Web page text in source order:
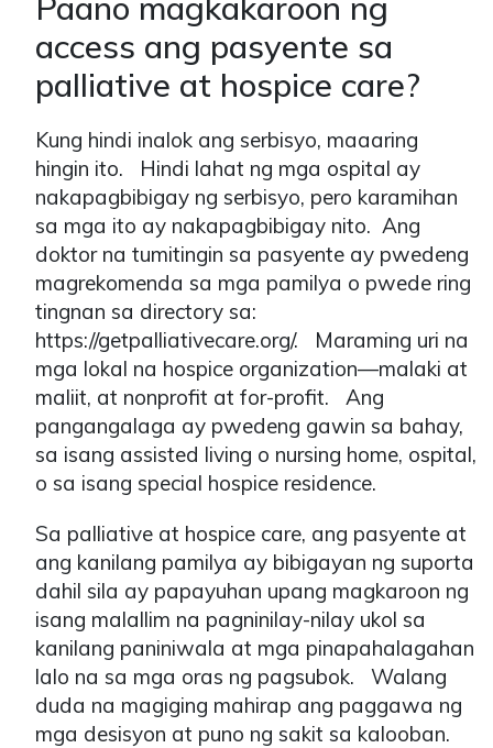
access ang pasyente sa
palliative at hospice care?
Kung hindi inalok ang serbisyo, maaaring
hingin ito. Hindi lahat ng mga ospital ay
nakapagbibigay ng serbisyo, pero karamihan
sa mga ito ay nakapagbibigay nito. Ang
doktor na tumitingin sa pasyente ay pwedeng
magrekomenda sa mga pamilya o pwede ring
tingnan sa directory sa:
https://getpalliativecare.org/. Maraming uri na
mga lokal na hospice organization—malaki at
maliit, at nonprofit at for-profit. Ang
pangangalaga ay pwedeng gawin sa bahay,
sa isang assisted living o nursing home, ospital,
o sa isang special hospice residence.
Sa palliative at hospice care, ang pasyente at
ang kanilang pamilya ay bibigayan ng suporta
dahil sila ay papayuhan upang magkaroon ng
isang malallim na pagninilay-nilay ukol sa
kanilang paniniwala at mga pinapahalagahan
lalo na sa mga oras ng pagsubok. Walang
duda na magiging mahirap ang paggawa ng
mga desisyon at puno ng sakit sa kalooban.